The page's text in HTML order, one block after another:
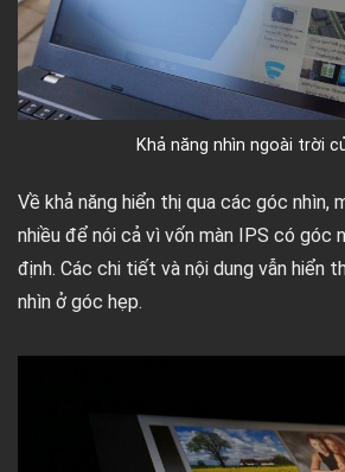
Khả năng nhìn ngoài trời
Về khả năng hiển thị qua các góc nhìn,
nhiều để nói cả vì vốn màn IPS có góc
định. Các chi tiết và nội dung vẫn hiển
nhìn ở góc hẹp.